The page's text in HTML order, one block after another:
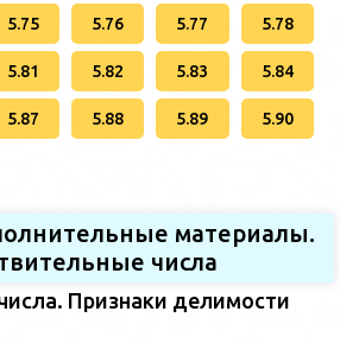
5.75 5.76 5.77 5.78
5.81 5.82 5.83 5.84
5.87 5.88 5.89 5.90
материалы.
числа
Признаки делимости